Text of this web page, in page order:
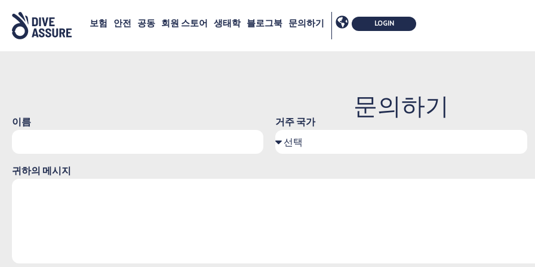
보험 안전 공동 회원 스토어 생태학 블로그북 문의하기
문의하기
이름 거주 국가
귀하의 메시지